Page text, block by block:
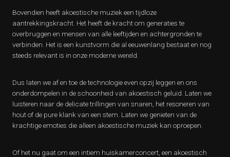
Bovendien heeft akoestische muziek een tijdloze
aantrekkingskracht. Het heeft de kracht om generaties te
overbruggen en mensen van alle leeftijden en achtergronden te
verbinden. Het is een kunstvorm die al eeuwenlang bestaat en nog
steeds relevant is in onze moderne wereld.
Dus laten we af en toe de technologie even opzij leggen en ons
onderdompelen in de schoonheid van akoestisch geluid. Laten we
luisteren naar de delicate trillingen van snaren, het resoneren van
hout of de pure klank van een stem. Laten we genieten van de
krachtige emoties die alleen akoestische muziek kan oproepen.
Of het nu gaat om een intiem huiskamerconcert, een akoestisch